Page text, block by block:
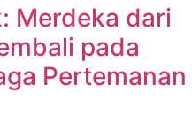
Merdeka dari
pada
Pertemanan